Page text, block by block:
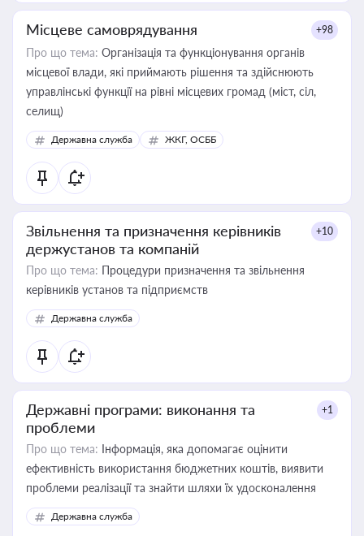
Місцеве самоврядування +98
Про що тема: Організація та функціонування органів
місцевої влади, які приймають рішення та здійснюють
управлінські функції на рівні місцевих громад (міст, сіл,
селищ)
Державна служба ЖКГ, ОСББ
Звільнення та призначення керівників
держустанов та компаній
+10
Про що тема: Процедури призначення та звільнення
керівників установ та підприємств
Державна служба
Державні програми: виконання та
проблеми
+1
Про що тема: Інформація, яка допомагає оцінити
ефективність використання бюджетних коштів, виявити
проблеми реалізації та знайти шляхи їх удосконалення
Державна служба